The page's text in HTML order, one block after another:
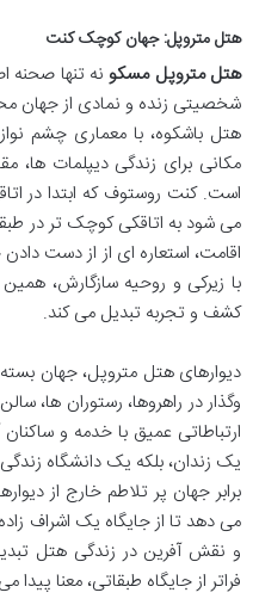
هتل متروپل: جهان کوچک کنت
هتل متروپل مسکو نه تنها صحنه
شخصیتی زنده و نمادی از جهان
هتل باشکوه، با معماری چشم
مکانی برای زندگی دیپلمات ها،
است. کنت روستوف که ابتدا در
می شود به اتاقکی کوچک تر در
اقامت، استعاره ای از از دست
با زیرکی و روحیه سازگارش،
کشف و تجربه تبدیل می کند.
دیوارهای هتل متروپل، جهان
وگذار در راهروها، رستوران ها،
ارتباطاتی عمیق با خدمه و
یک زندان، بلکه یک دانشگاه
برابر جهان پر تلاطم خارج از
می دهد تا از جایگاه یک اشراف
و نقش آفرین در زندگی هتل
فراتر از جایگاه طبقاتی، معنا پیدا